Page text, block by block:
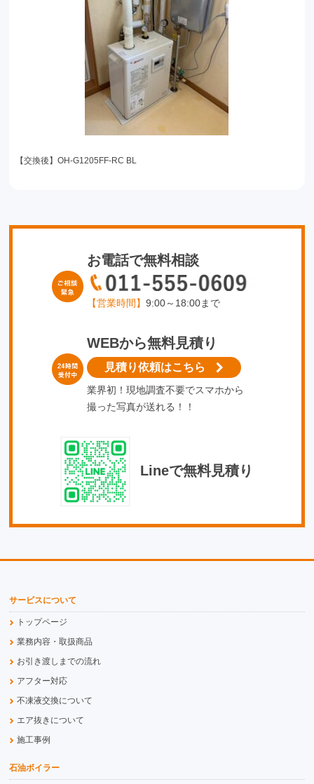
【交換後】OH-G1205FF-RC BL
お電話で無料相談
【営業時間】 9:00～18:00まで
WEBから無料見積り
見積り依頼はこちら
業界初！現地調査不要でスマホから
撮った写真が送れる！！
Lineで無料見積り
サービスについて
トップページ
業務内容・取扱商品
お引き渡しまでの流れ
アフター対応
不凍液交換について
エア抜きについて
施工事例
石油ボイラー